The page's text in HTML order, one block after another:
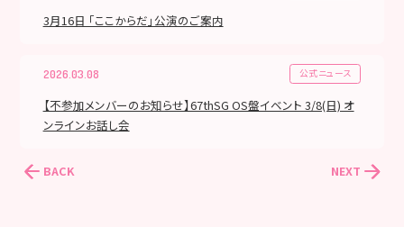
3月16日 「ここからだ」公演のご案内
2026.03.08 公式ニュース
【不参加メンバーのお知らせ】67thSG OS盤イベント 3/8(日) オ
ンラインお話し会
BACK NEXT